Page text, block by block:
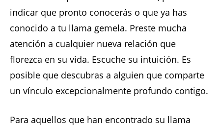
indicar que pronto conocerás o que ya has
conocido a tu llama gemela. Preste mucha
atención a cualquier nueva relación que
florezca en su vida. Escuche su intuición. Es
posible que descubras a alguien que comparte
un vínculo excepcionalmente profundo contigo.
Para aquellos que han encontrado su llama